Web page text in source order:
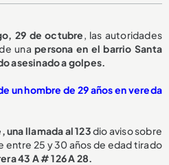
29 de octubre, las autoridades
unapersona en el barrio Santa
asesinado a golpes.
un hombre de 29 años en vereda
una llamada al 123dio aviso sobre
entre 25 y 30 años de edad tirado
43 A # 126 A 28.